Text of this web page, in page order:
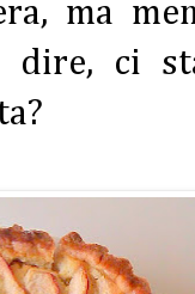
ma
dire, ci